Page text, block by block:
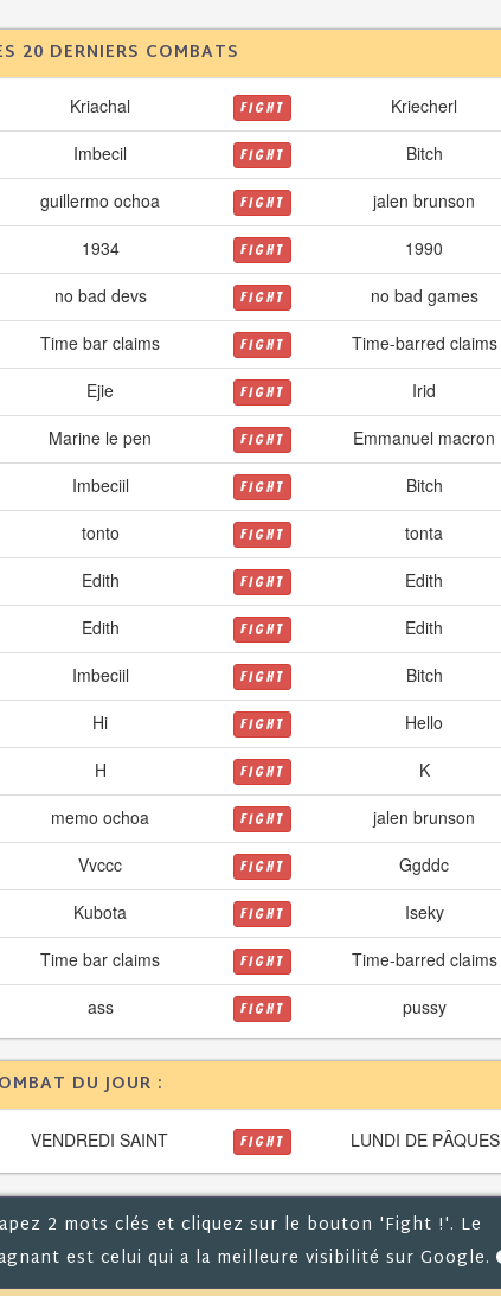
20 DERNIERS COMBATS
Kriachal FIGHT
Kriecherl
Imbecil
FIGHT
Bitch
guillermo ochoa
FIGHT
jalen brunson
1934
FIGHT
1990
no bad devs
FIGHT
no bad games
Time bar claims
FIGHT
Time-barred claims
Ejie
FIGHT
Irid
Marine le pen
FIGHT
Emmanuel macron
Imbeciil
FIGHT
Bitch
tonto
FIGHT
tonta
Edith
FIGHT
Edith
Edith
FIGHT
Edith
Imbeciil
FIGHT
Bitch
Hi
FIGHT
Hello
H
FIGHT
K
memo ochoa
FIGHT
jalen brunson
Vvccc
FIGHT
Ggddc
Kubota
FIGHT
Iseky
Time bar claims
FIGHT
Time-barred claims
ass
FIGHT pussy
DU JOUR :
VENDREDI SAINT FIGHT LUNDI DE PÂQUES
2 mots clés et cliquez sur le bouton 'Fight !'. Le
est celui qui a la meilleure visibilité sur Google.